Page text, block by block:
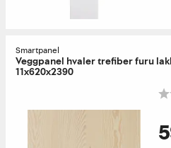
Smartpanel
Veggpanel hvaler trefiber furu
11x620x2390